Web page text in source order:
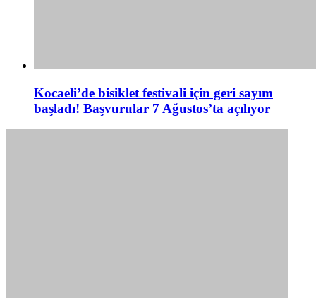
Kocaeli’de bisiklet festivali için geri sayım
başladı! Başvurular 7 Ağustos’ta açılıyor